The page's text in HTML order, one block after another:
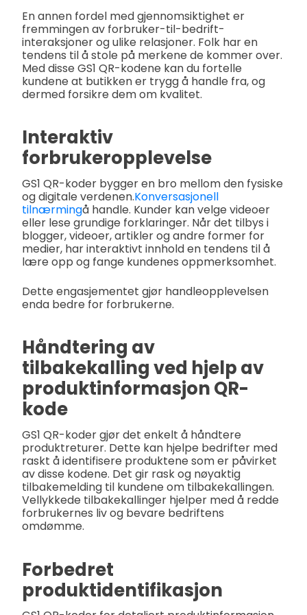
En annen fordel med gjennomsiktighet er
fremmingen av forbruker-til-bedrift-
interaksjoner og ulike relasjoner. Folk har en
tendens til å stole på merkene de kommer over.
Med disse GS1 QR-kodene kan du fortelle
kundene at butikken er trygg å handle fra, og
dermed forsikre dem om kvalitet.
Interaktiv
forbrukeropplevelse
GS1 QR-koder bygger en bro mellom den fysiske
og digitale verdenen.Konversasjonell
tilnærmingå handle. Kunder kan velge videoer
eller lese grundige forklaringer. Når det tilbys i
blogger, videoer, artikler og andre former for
medier, har interaktivt innhold en tendens til å
lære opp og fange kundenes oppmerksomhet.
Dette engasjementet gjør handleopplevelsen
enda bedre for forbrukerne.
Håndtering av
tilbakekalling ved hjelp av
produktinformasjon QR-
kode
GS1 QR-koder gjør det enkelt å håndtere
produktreturer. Dette kan hjelpe bedrifter med
raskt å identifisere produktene som er påvirket
av disse kodene. Det gir rask og nøyaktig
tilbakemelding til kundene om tilbakekallingen.
Vellykkede tilbakekallinger hjelper med å redde
forbrukernes liv og bevare bedriftens
omdømme.
Forbedret
produktidentifikasjon